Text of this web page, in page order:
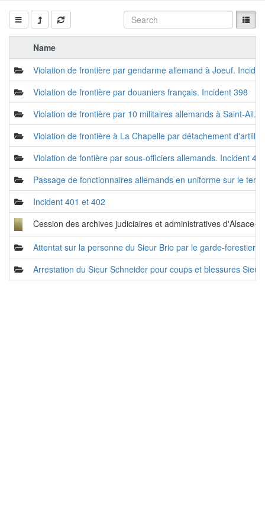
Name
Violation de frontière par gendarme allemand à Joeuf.
Violation de frontière par douaniers français. Incident 398
Violation de frontière par 10 militaires allemands à Saint-Ail.
Violation de frontière à La Chapelle par détachement
Violation de fontière par sous-officiers allemands. Incident
Passage de fonctionnaires allemands en uniforme sur le
Incident 401 et 402
Cession des archives judiciaires et administratives d'Alsace-
Attentat sur la personne du Sieur Brio par le garde-forestier
Arrestation du Sieur Schneider pour coups et blessures